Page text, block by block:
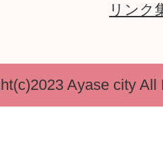
リンク
Ayase city